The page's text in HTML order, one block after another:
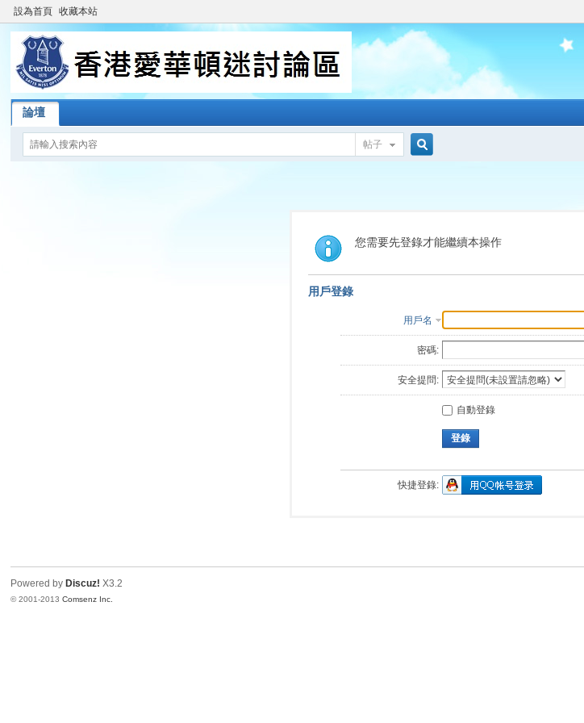
設為首頁 收藏本站
論壇
帖子
索
您需要先登錄才能繼續本操作
用戶登錄
用戶名
密碼:
安全提問:
自動登錄
登錄
快捷登錄:
Powered by Discuz! X3.2
© 2001-2013Comsenz Inc.